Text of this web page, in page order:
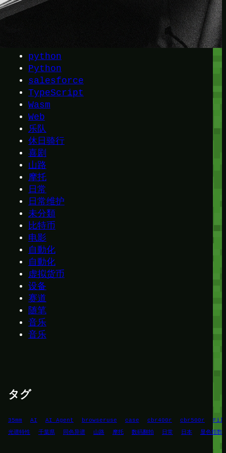
Java
python
Python
salesforce
TypeScript
Wasm
Web
乐队
休日骑行
喜剧
山路
摩托
日常
日常维护
未分類
比特币
电影
自動化
自動化
虚拟货币
设备
赛道
随笔
音乐
音乐
タグ
35mm AI AI Agent browseruse case cbr400r cbr500r
光谱特性
千葉県 同色异谱 山路 摩托 数码翻拍 日常 日本 显色指数